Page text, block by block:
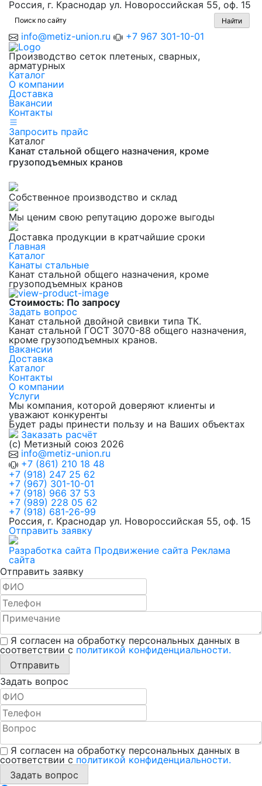
Россия, г. Краснодар ул. Новороссийская 55, оф. 15
info@metiz-union.ru
+7 967 301-10-01
Производство сеток плетеных, сварных,
арматурных
Каталог
О компании
Доставка
Вакансии
Контакты
Запросить прайс
Каталог
Канат стальной общего назначения, кроме
грузоподъемных кранов
Собственное производство и склад
Мы ценим свою репутацию дороже выгоды
Доставка продукции в кратчайшие сроки
Вакансии
Доставка
Каталог
Контакты
О компании
Услуги
Мы компания, которой доверяют клиенты и
уважают конкуренты
Будет рады принести пользу и на Ваших объектах
Заказать расчёт
Главная
Каталог
Канаты стальные
Канат стальной общего назначения, кроме
грузоподъемных кранов
Стоимость: По запросу
Задать вопрос
Канат стальной двойной свивки типа ТК.
Канат стальной ГОСТ 3070-88 общего назначения,
кроме грузоподъемных кранов.
(с) Метизный союз 2026
info@metiz-union.ru
+7 (861) 210 18 48
+7 (918) 247 25 62
+7 (967) 301-10-01
+7 (918) 966 37 53
+7 (989) 228 05 62
+7 (918) 681-26-99
Россия, г. Краснодар ул. Новороссийская 55, оф. 15
Отправить заявку
Разработка сайта Продвижение сайта Реклама
сайта
Отправить заявку
Я согласен на обработку персональных данных в
соответствии с политикой конфиденциальности.
Отправить
Задать вопрос
Я согласен на обработку персональных данных в
соответствии с политикой конфиденциальности.
Задать вопрос